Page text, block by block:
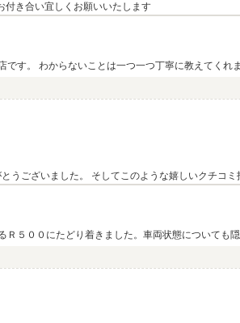
今後も良質の車の販売に心がけて行きます 今後もお付き合い宜しくお願いいたします
す。 わからないことは一つ一つ丁寧に教えてくれ
世話になりたいと思います。
ただきまして、本当に感謝の気持
５００にたどり着きました。車両状態についても
な説明で不安も無くなりました。試乗も第三京浜
分かりました。初めての左ハンドルでしたが、左